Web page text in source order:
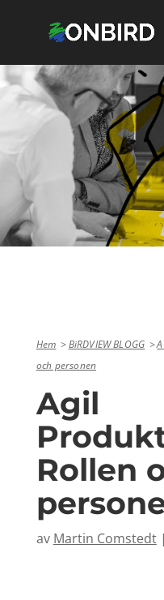
Hem BiRDVIEW BLOGG
och personen
Agil
Rollen
av Martin Comstedt|